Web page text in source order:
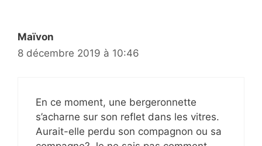
Maïvon
8 décembre 2019 à 10:46
En ce moment, une bergeronnette
s’acharne sur son reflet dans les vitres.
Aurait-elle perdu son compagnon ou sa